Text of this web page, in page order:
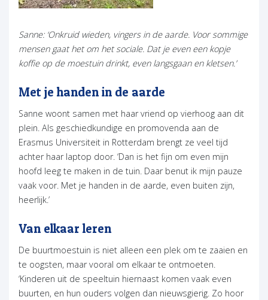
Sanne: ‘Onkruid wieden, vingers in de aarde. Voor sommige
mensen gaat het om het sociale. Dat je even een kopje
koffie op de moestuin drinkt, even langsgaan en kletsen.’
Met je handen in de aarde
Sanne woont samen met haar vriend op vierhoog aan dit
plein. Als geschiedkundige en promovenda aan de
Erasmus Universiteit in Rotterdam brengt ze veel tijd
achter haar laptop door. ‘Dan is het fijn om even mijn
hoofd leeg te maken in de tuin. Daar benut ik mijn pauze
vaak voor. Met je handen in de aarde, even buiten zijn,
heerlijk.’
Van elkaar leren
De buurtmoestuin is niet alleen een plek om te zaaien en
te oogsten, maar vooral om elkaar te ontmoeten.
‘Kinderen uit de speeltuin hiernaast komen vaak even
buurten, en hun ouders volgen dan nieuwsgierig. Zo hoor